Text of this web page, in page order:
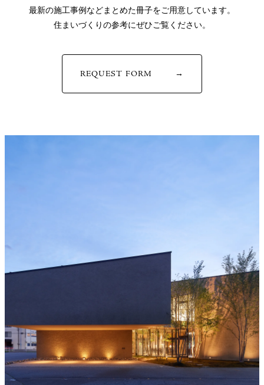
最新の施工事例などまとめた冊子をご用意しています。
住まいづくりの参考にぜひご覧ください。
REQUEST FORM